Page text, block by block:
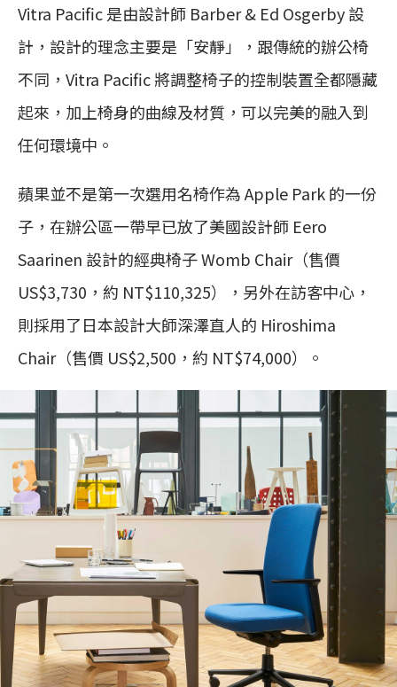
Vitra Pacific 是由設計師 Barber & Ed Osgerby 設
計，設計的理念主要是「安靜」，跟傳統的辦公椅
不同，Vitra Pacific 將調整椅子的控制裝置全都隱藏
起來，加上椅身的曲線及材質，可以完美的融入到
任何環境中。
蘋果並不是第一次選用名椅作為 Apple Park 的一份
子，在辦公區一帶早已放了美國設計師 Eero
Saarinen 設計的經典椅子 Womb Chair（售價
US$3,730，約 NT$110,325），另外在訪客中心，
則採用了日本設計大師深澤直人的 Hiroshima
Chair（售價 US$2,500，約 NT$74,000）。